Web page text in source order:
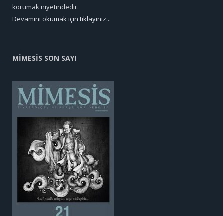
korumak niyetindedir.
Devamını okumak için tıklayınız...
MİMESİS SON SAYI